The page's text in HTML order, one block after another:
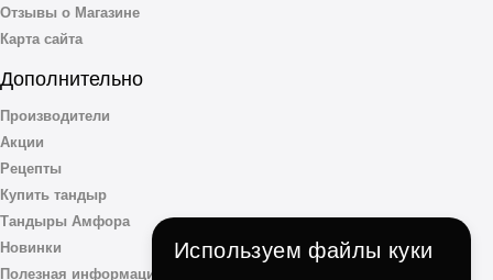
Отзывы о Магазине
Карта сайта
Дополнительно
Производители
Акции
Рецепты
Купить тандыр
Тандыры Амфора
Новинки
Полезная информация
Используем файлы куки